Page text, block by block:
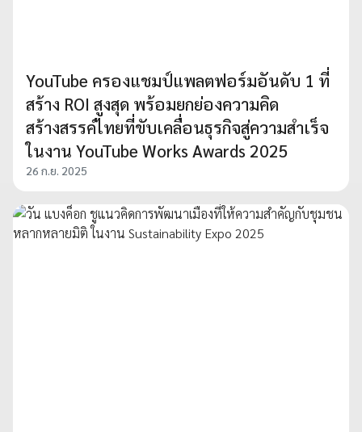
YouTube ครองแชมป์แพลตฟอร์มอันดับ 1 ที่
สร้าง ROI สูงสุด พร้อมยกย่องความคิด
สร้างสรรค์ไทยที่ขับเคลื่อนธุรกิจสู่ความสำเร็จ
ในงาน YouTube Works Awards 2025
26 ก.ย. 2025